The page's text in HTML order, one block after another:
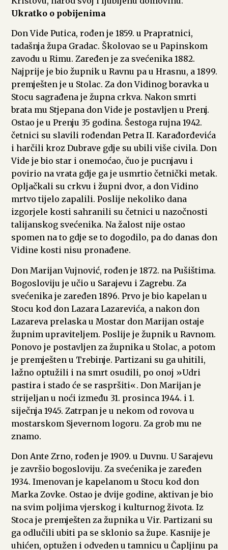
Ukratko o pobijenima
Don Vide Putica, rođen je 1859. u Prapratnici,
tadašnja župa Gradac. Školovao se u Papinskom
zavodu u Rimu. Zaređen je za svećenika 1882.
Najprije je bio župnik u Ravnu pa u Hrasnu, a 1899.
premješten je u Stolac. Za don Vidinog boravka u
Stocu sagrađena je župna crkva. Nakon smrti
brata mu Stjepana don Vide je postavljen u Prenj.
Ostao je u Prenju 35 godina. Šestoga rujna 1942.
četnici su slavili rođendan Petra II. Karađorđevića
i harčili kroz Dubrave gdje su ubili više civila. Don
Vide je bio star i onemoćao, čuo je pucnjavu i
povirio na vrata gdje ga je usmrtio četnički metak.
Opljačkali su crkvu i župni dvor, a don Vidino
mrtvo tijelo zapalili. Poslije nekoliko dana
izgorjele kosti sahranili su četnici u nazočnosti
talijanskog svećenika. Na žalost nije ostao
spomen na to gdje se to dogodilo, pa do danas don
Vidine kosti nisu pronađene.
Don Marijan Vujnović, rođen je 1872. na Pušištima.
Bogosloviju je učio u Sarajevu i Zagrebu. Za
svećenika je zaređen 1896. Prvo je bio kapelan u
Stocu kod don Lazara Lazarevića, a nakon don
Lazareva prelaska u Mostar don Marijan ostaje
župnim upraviteljem. Poslije je župnik u Ravnom.
Ponovo je postavljen za župnika u Stolac, a potom
je premješten u Trebinje. Partizani su ga uhitili,
lažno optužili i na smrt osudili, po onoj »Udri
pastira i stado će se raspršiti«. Don Marijan je
strijeljan u noći između 31. prosinca 1944. i 1.
siječnja 1945. Zatrpan je u nekom od rovova u
mostarskom Sjevernom logoru. Za grob mu ne
znamo.
Don Ante Zrno, rođen je 1909. u Duvnu. U Sarajevu
je završio bogosloviju. Za svećenika je zaređen
1934. Imenovan je kapelanom u Stocu kod don
Marka Zovke. Ostao je dvije godine, aktivan je bio
na svim poljima vjerskog i kulturnog života. Iz
Stoca je premješten za župnika u Vir. Partizani su
ga odlučili ubiti pa se sklonio sa župe. Kasnije je
uhićen, optužen i odveden u tamnicu u Čapljinu pa